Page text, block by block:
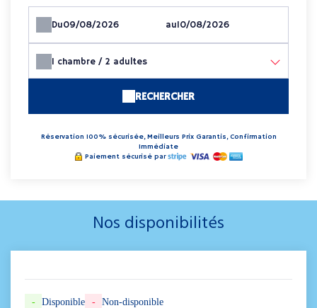
Du au
1 chambre / 2 adultes
RECHERCHER
Réservation 100% sécurisée, Meilleurs Prix Garantis, Confirmation
Immédiate
Paiement sécurisé par
Nos disponibilités
- Disponible - Non-disponible